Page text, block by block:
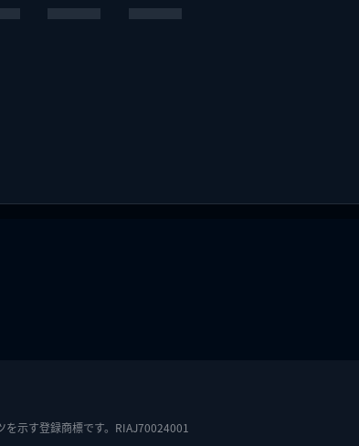
示す登録商標です。RIAJ70024001